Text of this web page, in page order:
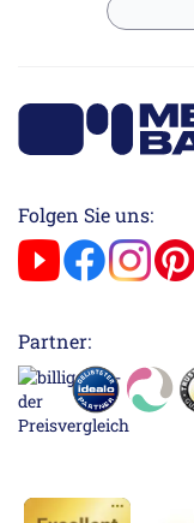
Folgen Sie uns:
Partner: